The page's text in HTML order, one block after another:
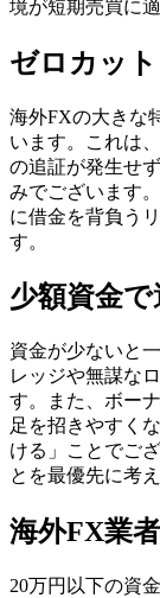
境が短期売買に
ゼロカッ
海外FXの大きな
います。これは
の追証が発生せ
みでございます
に借金を背負う
す。
少額資金
資金が少ないと
レッジや無謀な
す。また、ボー
足を招きやすく
ける」ことでご
とを最優先に考
海外FX業
20万円以下の資